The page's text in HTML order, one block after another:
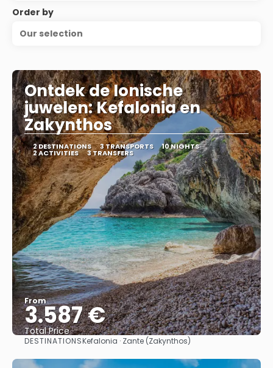
Order by
Our selection
Ontdek de Ionische
juwelen: Kefalonia en
Zakynthos
2 DESTINATIONS 3 TRANSPORTS 10 NIGHTS
2 ACTIVITIES 3 TRANSFERS
From
3.587 €
Total Price
See
DESTINATIONSKefalonia · Zante (Zakynthos)